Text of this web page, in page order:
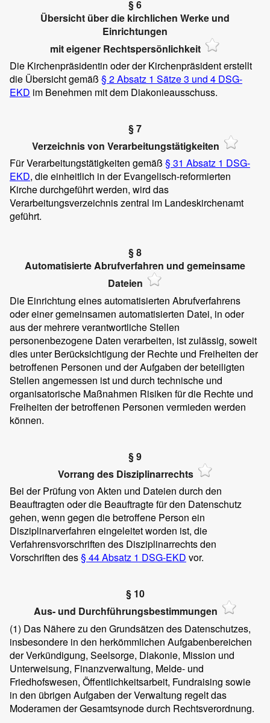
§ 6
Übersicht über die kirchlichen Werke und
Einrichtungen
mit eigener Rechtspersönlichkeit
Die Kirchenpräsidentin oder der Kirchenpräsident erstellt
die Übersicht gemäß § 2 Absatz 1 Sätze 3 und 4 DSG-
EKD im Benehmen mit dem Diakonieausschuss.
§ 7
Verzeichnis von Verarbeitungstätigkeiten
Für Verarbeitungstätigkeiten gemäß § 31 Absatz 1 DSG-
EKD, die einheitlich in der Evangelisch-reformierten
Kirche durchgeführt werden, wird das
Verarbeitungsverzeichnis zentral im Landeskirchenamt
geführt.
§ 8
Automatisierte Abrufverfahren und gemeinsame
Dateien
Die Einrichtung eines automatisierten Abrufverfahrens
oder einer gemeinsamen automatisierten Datei, in oder
aus der mehrere verantwortliche Stellen
personenbezogene Daten verarbeiten, ist zulässig, soweit
dies unter Berücksichtigung der Rechte und Freiheiten der
betroffenen Personen und der Aufgaben der beteiligten
Stellen angemessen ist und durch technische und
organisatorische Maßnahmen Risiken für die Rechte und
Freiheiten der betroffenen Personen vermieden werden
können.
§ 9
Vorrang des Disziplinarrechts
Bei der Prüfung von Akten und Dateien durch den
Beauftragten oder die Beauftragte für den Datenschutz
gehen, wenn gegen die betroffene Person ein
Disziplinarverfahren eingeleitet worden ist, die
Verfahrensvorschriften des Disziplinarrechts den
Vorschriften des§ 44 Absatz 1 DSG-EKD vor.
§ 10
Aus- und Durchführungsbestimmungen
(1) Das Nähere zu den Grundsätzen des Datenschutzes,
insbesondere in den herkömmlichen Aufgabenbereichen
der Verkündigung, Seelsorge, Diakonie, Mission und
Unterweisung, Finanzverwaltung, Melde- und
Friedhofswesen, Öffentlichkeitsarbeit, Fundraising sowie
in den übrigen Aufgaben der Verwaltung regelt das
Moderamen der Gesamtsynode durch Rechtsverordnung.